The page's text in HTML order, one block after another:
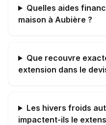
Quelles aides
maison à Aubière ?
Que recouvre
extension dans le
Les hivers froids
impactent-ils le